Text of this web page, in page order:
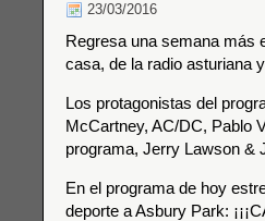
23/03/2016
Regresa una semana más
casa, de la radio asturiana
Los protagonistas del
McCartney, AC/DC, Pablo
programa, Jerry Lawson &
En el programa de hoy
deporte a Asbury Park: